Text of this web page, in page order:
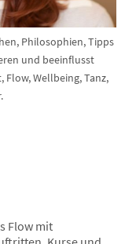
Philosophien, Tipps
und beeinflusst
Flow, Wellbeing, Tanz,
Flow mit